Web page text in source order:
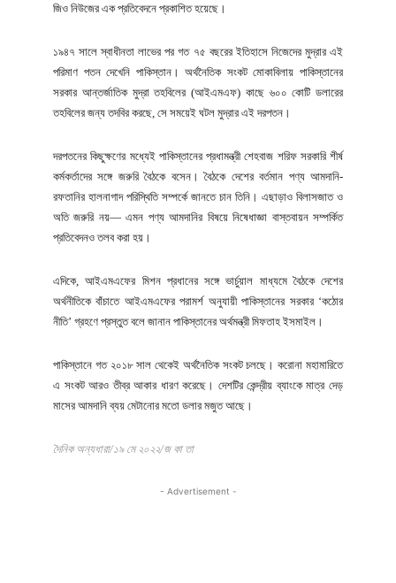
জিও নিউজের এক প্রতিবেদনে প্রকাশিত হয়েছে।
১৯৪৭ সালে স্বাধীনতা লাভের পর গত ৭৫ বছরের ইতিহাসে নিজেদের মুদ্রার এই
পরিমাণ পতন দেখেনি পাকিস্তান। অর্থনৈতিক সংকট মোকাবিলায় পাকিস্তানের
সরকার আন্তর্জাতিক মুদ্রা তহবিলের (আইএমএফ) কাছে ৬০০ কোটি ডলারের
তহবিলের জন্য তদবির করছে, সে সময়েই ঘটল মুদ্রার এই দরপতন।
দরপতনের কিছুক্ষণের মধ্যেই পাকিস্তানের প্রধামন্ত্রী শেহবাজ শরিফ সরকারি শীর্ষ
কর্মকর্তাদের সঙ্গে জরুরি বৈঠকে বসেন। বৈঠকে দেশের বর্তমান পণ্য আমদানি-
রফতানির হালনাগাদ পরিস্থিতি সম্পর্কে জানতে চান তিনি। এছাড়াও বিলাসজাত ও
অতি জরুরি নয়— এমন পণ্য আমদানির বিষয়ে নিষেধাজ্ঞা বাস্তবায়ন সম্পর্কিত
প্রতিবেদনও তলব করা হয়।
এদিকে, আইএমএফের মিশন প্রধানের সঙ্গে ভার্চুয়াল মাধ্যমে বৈঠকে দেশের
অর্থনীতিকে বাঁচাতে আইএমএফের পরামর্শ অনুযায়ী পাকিস্তানের সরকার ‘কঠোর
নীতি’ গ্রহণে প্রস্তুত বলে জানান পাকিস্তানের অর্থমন্ত্রী মিফতাহ ইসমাইল।
পাকিস্তানে গত ২০১৮ সাল থেকেই অর্থনৈতিক সংকট চলছে। করোনা মহামারিতে
এ সংকট আরও তীব্র আকার ধারণ করেছে। দেশটির কেন্দ্রীয় ব্যাংকে মাত্র দেড়
মাসের আমদানি ব্যয় মেটানোর মতো ডলার মজুত আছে।
দৈনিক অন্যধারা/১৯ মে ২০২২/জ কা তা
- Advertisement -